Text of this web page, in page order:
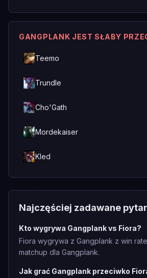
GANGPLANK JEST SŁABY
Teemo
Trundle
Cho'Gath
Mordekaiser
Kled
Najczęściej zadawane
Kto wygrywa Gangplank vs Fiora?
Fiora wygrywa z Gangplank z win
matchup dla Gangplank.
Jak grać Gangplank przeciwko